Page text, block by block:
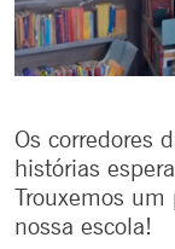
Os corredores
histórias
Trouxemos
nossa escola!